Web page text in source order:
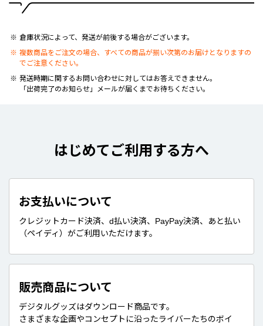
倉庫状況によって、発送が前後する場合がございます。
複数商品をご注文の場合、すべての商品が揃い次第のお届けとなりますの
でご注意ください。
発送時期に関するお問い合わせに対してはお答えできません。
「出荷完了のお知らせ」メールが届くまでお待ちください。
はじめてご利用する方へ
お支払いについて
クレジットカード決済、d払い決済、PayPay決済、あと払い
（ペイディ）がご利用いただけます。
販売商品について
デジタルグッズはダウンロード商品です。
さまざまな企画やコンセプトに沿ったライバーたちのボイ